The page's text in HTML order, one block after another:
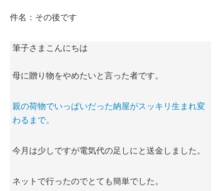
件名：その後です
筆子さまこんにちは
母に贈り物をやめたいと言った者です。
親の荷物でいっぱいだった納屋がスッキリ生まれ変
わるまで。
今月は少しですが電気代の足しにと送金しました。
ネットで行ったのでとても簡単でした。